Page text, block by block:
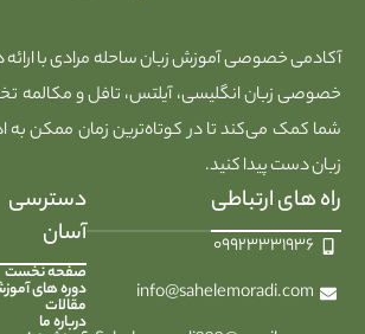
آکادمی خصوصی آموزش زبان ساحله مرادی با
خصوصی زبان انگلیسی، آیلتس، تافل و مکالمه
شما کمک می‌کند تا در کوتاه‌ترین زمان ممکن به
زبان دست پیدا کنید.
راه های ارتباطی
۰۹۹۲۳۳۳۱۹۳۶
info@sahelemoradi.com
دسترسی
آسان
صفحه نخست
دوره های
مقالات
درباره ما